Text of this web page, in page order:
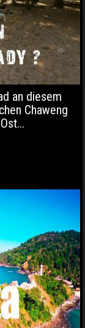
an diesem
Chaweng